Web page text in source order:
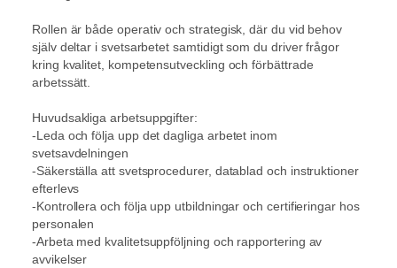
Rollen är både operativ och strategisk, där du vid behov
själv deltar i svetsarbetet samtidigt som du driver frågor
kring kvalitet, kompetensutveckling och förbättrade
arbetssätt.
Huvudsakliga arbetsuppgifter:
-Leda och följa upp det dagliga arbetet inom
svetsavdelningen
-Säkerställa att svetsprocedurer, datablad och instruktioner
efterlevs
-Kontrollera och följa upp utbildningar och certifieringar hos
personalen
-Arbeta med kvalitetsuppföljning och rapportering av
avvikelser